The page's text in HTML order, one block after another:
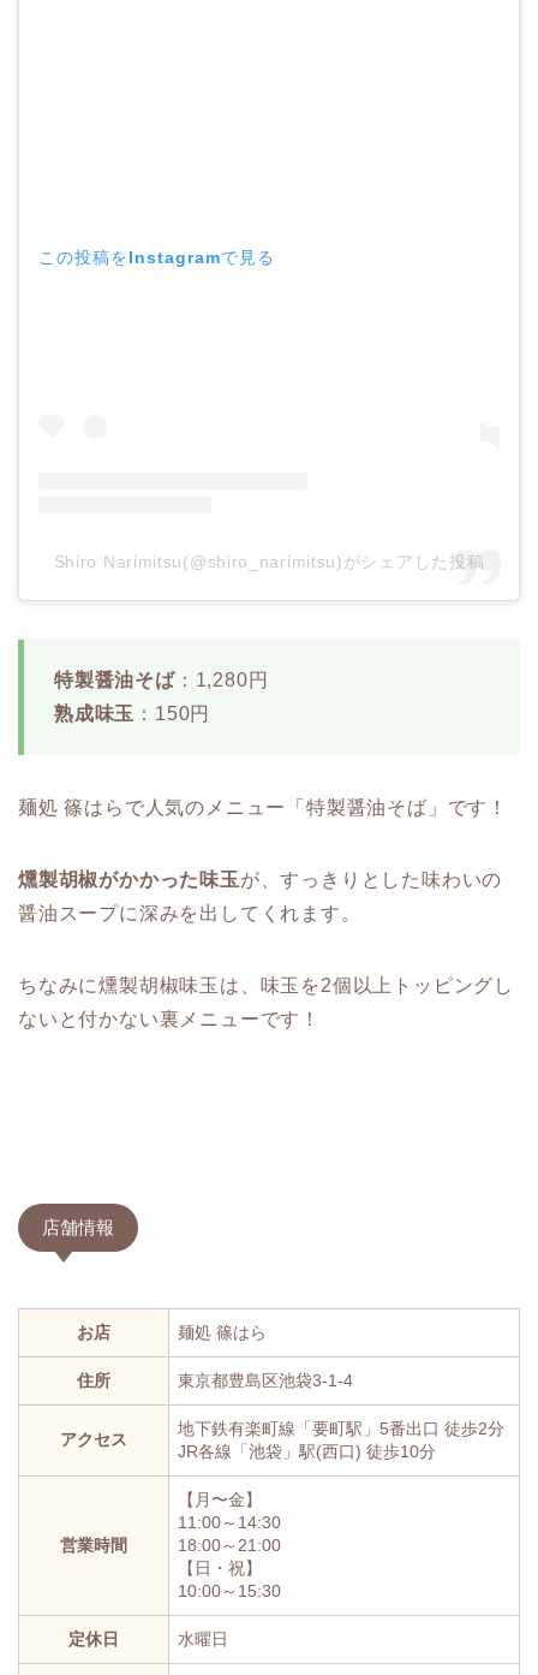
この投稿をInstagramで見る
Shiro Narimitsu(@shiro_narimitsu)がシェアした投稿
特製醤油そば：1,280円
熟成味玉 ：150円
麺処 篠はらで人気のメニュー「特製醤油そば」です！
燻製胡椒がかかった味玉が、すっきりとした味わいの
醤油スープに深みを出してくれます。
ちなみに燻製胡椒味玉は、味玉を2個以上トッピングし
ないと付かない裏メニューです！
店舗情報
お店 麺処 篠はら
住所 東京都豊島区池袋3-1-4
アクセス
地下鉄有楽町線「要町駅」5番出口 徒歩2分
JR各線「池袋」駅(西口) 徒歩10分
営業時間
【月〜金】
11:00～14:30
18:00～21:00
【日・祝】
10:00～15:30
定休日 水曜日